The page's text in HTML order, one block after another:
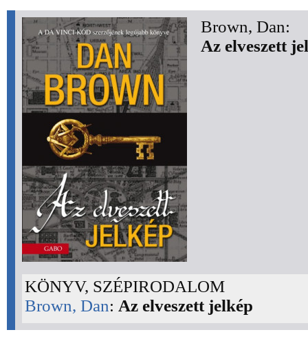
Brown, Dan:
Az elveszett
KÖNYV, SZÉPIRODALOM
Brown, Dan: Az elveszett jelkép